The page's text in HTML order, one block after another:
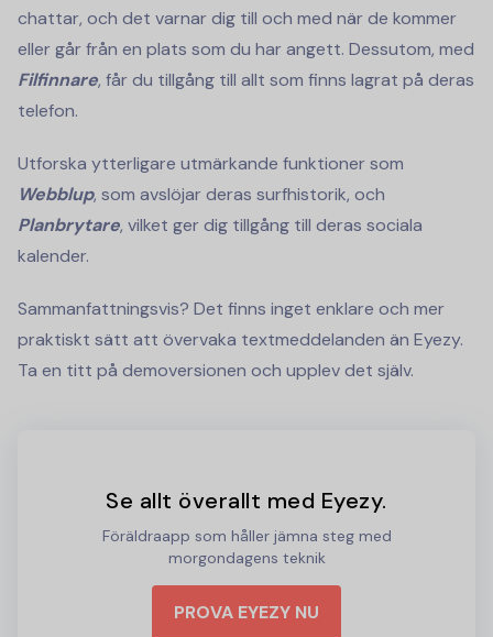
chattar, och det varnar dig till och med när de kommer
eller går från en plats som du har angett. Dessutom, med
Filfinnare, får du tillgång till allt som finns lagrat på deras
telefon.
Utforska ytterligare utmärkande funktioner som
Webblup, som avslöjar deras surfhistorik, och
Planbrytare, vilket ger dig tillgång till deras sociala
kalender.
Sammanfattningsvis? Det finns inget enklare och mer
praktiskt sätt att övervaka textmeddelanden än Eyezy.
Ta en titt på demoversionen och upplev det själv.
Se allt överallt med Eyezy.
Föräldraapp som håller jämna steg med
morgondagens teknik
PROVA EYEZY NU